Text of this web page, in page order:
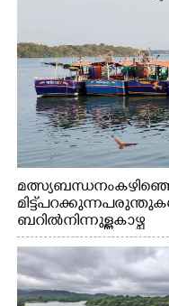
മത്സ്യബന്ധനം
മിട്ട് പറക്കുന്ന
ബറിൽ നിന്നുള്ള കാഴ്ച